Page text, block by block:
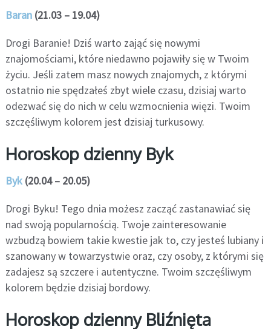
Baran(21.03 – 19.04)
Drogi Baranie! Dziś warto zająć się nowymi
znajomościami, które niedawno pojawiły się w Twoim
życiu. Jeśli zatem masz nowych znajomych, z którymi
ostatnio nie spędzałeś zbyt wiele czasu, dzisiaj warto
odezwać się do nich w celu wzmocnienia więzi. Twoim
szczęśliwym kolorem jest dzisiaj turkusowy.
Horoskop dzienny Byk
Byk(20.04 – 20.05)
Drogi Byku! Tego dnia możesz zacząć zastanawiać się
nad swoją popularnością. Twoje zainteresowanie
wzbudzą bowiem takie kwestie jak to, czy jesteś lubiany i
szanowany w towarzystwie oraz, czy osoby, z którymi się
zadajesz są szczere i autentyczne. Twoim szczęśliwym
kolorem będzie dzisiaj bordowy.
Horoskop dzienny Bliźnięta